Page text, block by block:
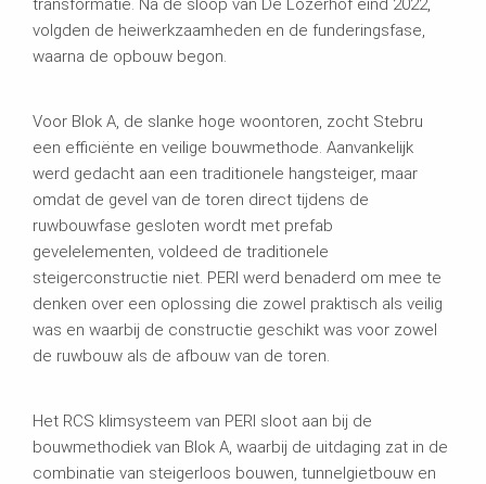
transformatie. Na de sloop van De Lozerhof eind 2022,
volgden de heiwerkzaamheden en de funderingsfase,
waarna de opbouw begon.
Voor Blok A, de slanke hoge woontoren, zocht Stebru
een efficiënte en veilige bouwmethode. Aanvankelijk
werd gedacht aan een traditionele hangsteiger, maar
omdat de gevel van de toren direct tijdens de
ruwbouwfase gesloten wordt met prefab
gevelelementen, voldeed de traditionele
steigerconstructie niet. PERI werd benaderd om mee te
denken over een oplossing die zowel praktisch als veilig
was en waarbij de constructie geschikt was voor zowel
de ruwbouw als de afbouw van de toren.
Het RCS klimsysteem van PERI sloot aan bij de
bouwmethodiek van Blok A, waarbij de uitdaging zat in de
combinatie van steigerloos bouwen, tunnelgietbouw en